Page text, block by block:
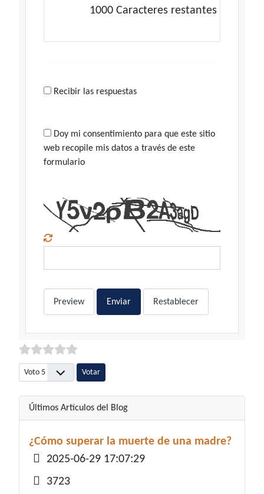
1000 Caracteres restantes
Recibir las respuestas
Doy mi consentimiento para que este sitio
web recopile mis datos a través de este
formulario
Preview Enviar Restablecer
Por favor, vote
Últimos Artículos del Blog
¿Cómo superar la muerte de una madre?
Detalles
2025-06-29 17:07:29
3723